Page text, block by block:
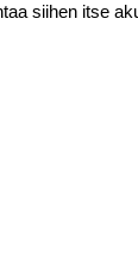
siihen itse